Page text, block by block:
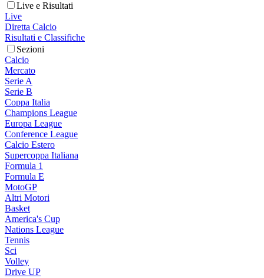
Live e Risultati
Live
Diretta Calcio
Risultati e Classifiche
Sezioni
Calcio
Mercato
Serie A
Serie B
Coppa Italia
Champions League
Europa League
Conference League
Calcio Estero
Supercoppa Italiana
Formula 1
Formula E
MotoGP
Altri Motori
Basket
America's Cup
Nations League
Tennis
Sci
Volley
Drive UP